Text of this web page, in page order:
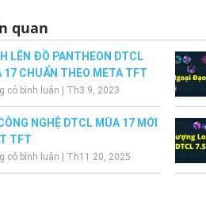
quan
LÊN ĐỒ PANTHEON DTCL
17 CHUẨN THEO META TFT
có bình luận | Th3 9, 2023
NGHỆ DTCL MÙA 17 MỚI
TFT
có bình luận | Th11 20, 2025